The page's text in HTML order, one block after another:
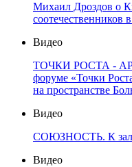
Михаил Дроздов о
соотечественников
Видео
ТОЧКИ РОСТА -
форуме «Точки
на пространстве
Видео
СОЮЗНОСТЬ. К
Видео